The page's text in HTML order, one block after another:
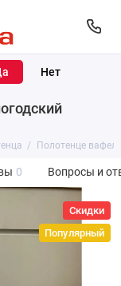
Полотенце
0 Вопросы и
Скидки
Популярный